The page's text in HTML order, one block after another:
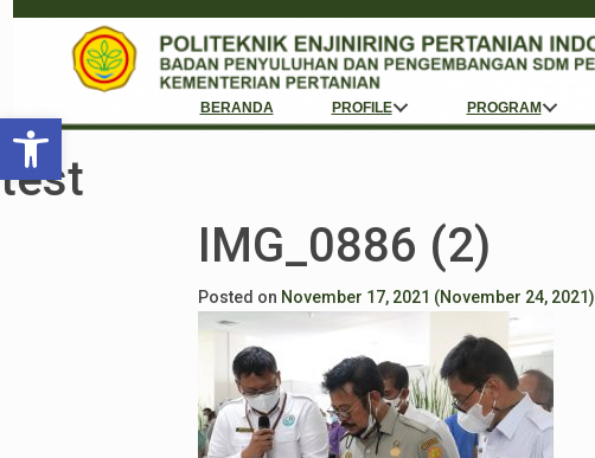
Open toolbarBERANDA PROFILE PROGRAM
test
IMG_0886 (2)
Posted on November 17, 2021 (November 24, 2021)